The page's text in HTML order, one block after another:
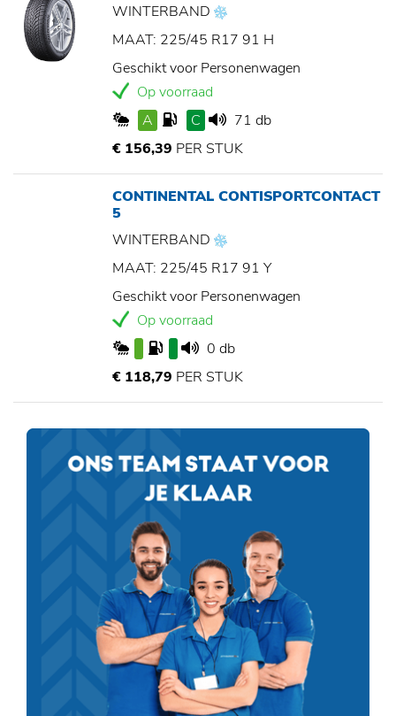
WINTERBAND
MAAT: 225/45 R17 91 H
Geschikt voor Personenwagen
Op voorraad
A
C
71 db
€ 156,39 PER STUK
CONTINENTAL CONTISPORTCONTACT
5
WINTERBAND
MAAT: 225/45 R17 91 Y
Geschikt voor Personenwagen
Op voorraad
0 db
€ 118,79 PER STUK